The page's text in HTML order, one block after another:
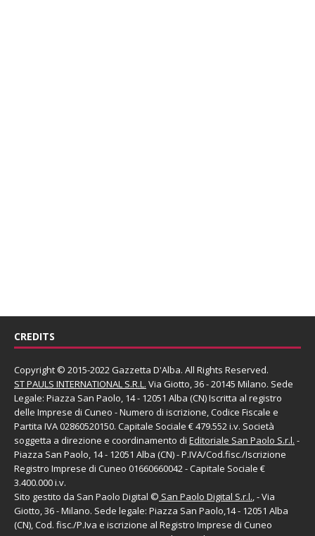
CREDITS
Copyright © 2015-2022 Gazzetta D'Alba. All Rights Reserved.
ST PAULS INTERNATIONAL S.R.L. Via Giotto, 36 - 20145 Milano. Sede
Legale: Piazza San Paolo, 14 - 12051 Alba (CN) Iscritta al registro
delle Imprese di Cuneo - Numero di iscrizione, Codice Fiscale e
Partita IVA 02860520150. Capitale Sociale € 479.552 i.v. Società
soggetta a direzione e coordinamento di Editoriale San Paolo S.r.l. -
Piazza San Paolo, 14 - 12051 Alba (CN) - P.IVA/Cod.fisc./Iscrizione
Registro Imprese di Cuneo 01660660042 - Capitale Sociale €
3.400.000 i.v.
Sito gestito da San Paolo Digital © San Paolo Digital S.r.l., - Via
Giotto, 36 - Milano. Sede legale: Piazza San Paolo,14 - 12051 Alba
(CN), Cod. fisc./P.Iva e iscrizione al Registro Imprese di Cuneo